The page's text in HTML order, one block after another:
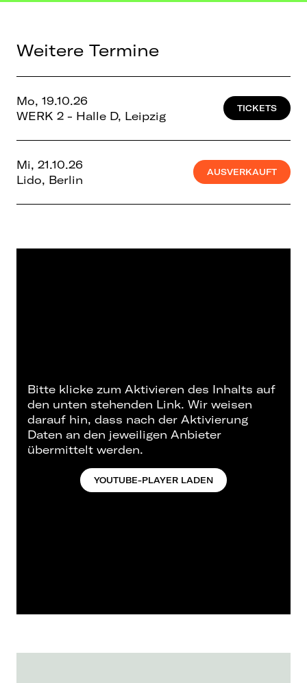
Weitere Termine
Mo, 19.10.26
WERK 2 - Halle D, Leipzig
TICKETS
Mi, 21.10.26
Lido, Berlin
AUSVERKAUFT
Bitte klicke zum Aktivieren des Inhalts auf
den unten stehenden Link. Wir weisen
darauf hin, dass nach der Aktivierung
Daten an den jeweiligen Anbieter
übermittelt werden.
YOUTUBE-PLAYER LADEN